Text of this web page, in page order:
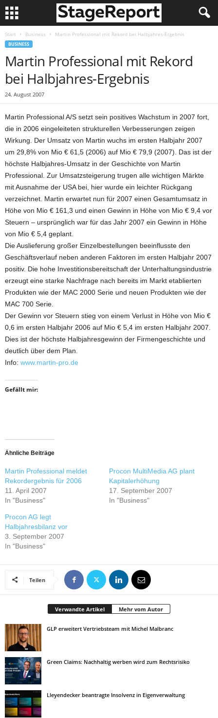
Start Business Martin Professional mit Rekord bei Halbjahres-Ergebnis
BUSINESS
Martin Professional mit Rekord
bei Halbjahres-Ergebnis
24. August 2007
Martin Professional A/S setzt sein positives Wachstum in 2007 fort,
die in 2006 eingeleiteten strukturellen Verbesserungen zeigen
Wirkung. Der Umsatz von Martin wuchs im ersten Halbjahr 2007
um 29,8% von Mio € 61,5 (2006) auf Mio € 79,9 (2007). Das ist der
höchste Halbjahres-Umsatz in der Geschichte von Martin
Professional. Zur Umsatzsteigerung trugen alle wichtigen Märkte
mit Ausnahme der USA bei, hier wurde ein leichter Rückgang
verzeichnet. Martin erwartet nun für 2007 einen Gesamtumsatz in
Höhe von Mio € 161,3 und einen Gewinn in Höhe von Mio € 9,4 vor
Steuern – ursprünglich war für das Jahr 2007 ein Gewinn in Höhe
von Mio € 5,4 geplant.
Die Auslieferung großer Einzelbestellungen beeinflusste den
Geschäftsverlauf neben anderen Faktoren im ersten Halbjahr 2007
positiv. Die hohe Investitionsbereitschaft der Unterhaltungsindustrie
erzeugt eine starke Nachfrage nach bereits im Markt etablierten
Produkten wie der MAC 2000 Serie und neuen Produkten wie der
MAC 700 Serie.
Der Gewinn vor Steuern stieg von einem Verlust in Höhe von Mio €
0,6 im ersten Halbjahr 2006 auf Mio € 5,4 im ersten Halbjahr 2007.
Dies ist der höchste Halbjahresgewinn der Firmengeschichte und
deutlich über dem Plan.
Info: www.martin-pro.de
Gefällt mir:
Ähnliche Beiträge
Martin Professional meldet
Rekordergebnis für 2006
11. April 2007
In "Business"
Procon MultiMedia AG plant
Kapitalerhöhung
17. September 2007
In "Business"
Procon AG legt
Halbjahresbilanz vor
3. September 2007
In "Business"
Teilen
Verwandte Artikel Mehr vom Autor
GLP erweitert Vertriebsteam mit Michel Malbranc
Green Claims: Nachhaltig werben wird zum Rechtsrisiko
Lleyendecker beantragte Insolvenz in Eigenverwaltung